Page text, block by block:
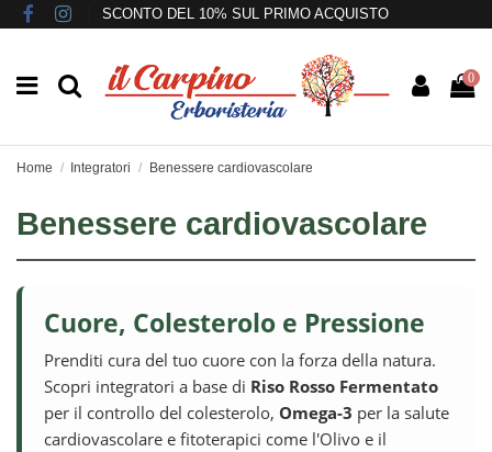
SCONTO DEL 10% SUL PRIMO ACQUISTO
0
Home Integratori Benessere cardiovascolare
Benessere cardiovascolare
Cuore, Colesterolo e Pressione
Prenditi cura del tuo cuore con la forza della natura.
Scopri integratori a base di Riso Rosso Fermentato
per il controllo del colesterolo, Omega-3 per la salute
cardiovascolare e fitoterapici come l'Olivo e il